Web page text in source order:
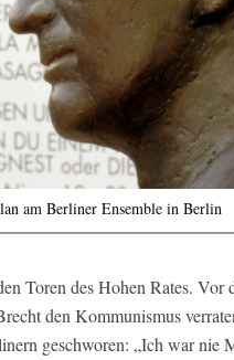
am Berliner Ensemble in Berlin
Toren des Hohen Rates. Vor
den Kommunismus
geschworen: „Ich war nie